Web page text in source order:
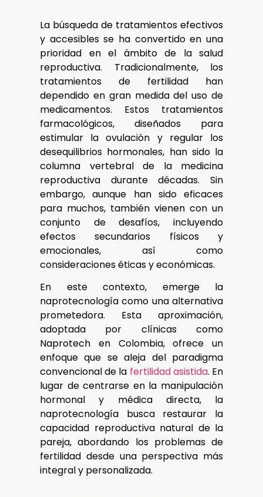
La búsqueda de tratamientos efectivos
y accesibles se ha convertido en una
prioridad en el ámbito de la salud
reproductiva. Tradicionalmente, los
tratamientos de fertilidad han
dependido en gran medida del uso de
medicamentos. Estos tratamientos
farmacológicos, diseñados para
estimular la ovulación y regular los
desequilibrios hormonales, han sido la
columna vertebral de la medicina
reproductiva durante décadas. Sin
embargo, aunque han sido eficaces
para muchos, también vienen con un
conjunto de desafíos, incluyendo
efectos secundarios físicos y
emocionales, así como
consideraciones éticas y económicas.
En este contexto, emerge la
naprotecnología como una alternativa
prometedora. Esta aproximación,
adoptada por clínicas como
Naprotech en Colombia, ofrece un
enfoque que se aleja del paradigma
convencional de la fertilidad asistida. En
lugar de centrarse en la manipulación
hormonal y médica directa, la
naprotecnología busca restaurar la
capacidad reproductiva natural de la
pareja, abordando los problemas de
fertilidad desde una perspectiva más
integral y personalizada.